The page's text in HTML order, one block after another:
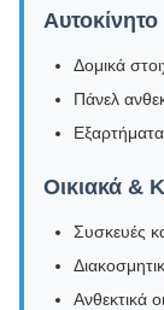
Δομικά
Πάνελ
Εξαρτήματα
Οικιακά &
Συσκευές
Ανθεκτικά